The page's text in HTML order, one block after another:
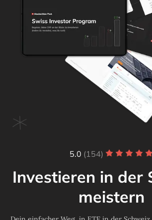
5.0 (154)
Investieren in der
meistern